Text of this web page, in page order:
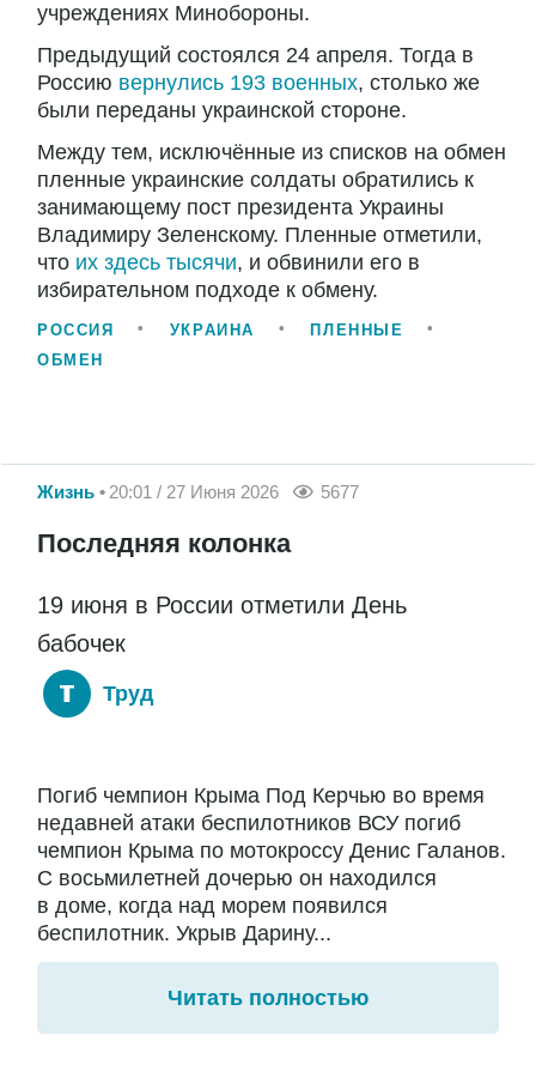
учреждениях Минобороны.
Предыдущий состоялся 24 апреля. Тогда в
Россию вернулись 193 военных, столько же
были переданы украинской стороне.
Между тем, исключённые из списков на обмен
пленные украинские солдаты обратились к
занимающему пост президента Украины
Владимиру Зеленскому. Пленные отметили,
что их здесь тысячи, и обвинили его в
избирательном подходе к обмену.
РОССИЯ УКРАИНА
ПЛЕННЫЕ
ОБМЕН
Жизнь 20:01 / 27 Июня 2026 5677
Последняя колонка
19 июня в России отметили День
бабочек
Труд
Погиб чемпион Крыма Под Керчью во время
недавней атаки беспилотников ВСУ погиб
чемпион Крыма по мотокроссу Денис Галанов.
С восьмилетней дочерью он находился
в доме, когда над морем появился
беспилотник. Укрыв Дарину...
Читать полностью